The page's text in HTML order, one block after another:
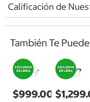
Calificación de
También Te
$999.00